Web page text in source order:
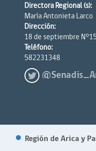
Directora Regional (s):
María Antonieta Larco
Dirección:
18 de septiembre
Teléfono:
582231348
Región de Arica y